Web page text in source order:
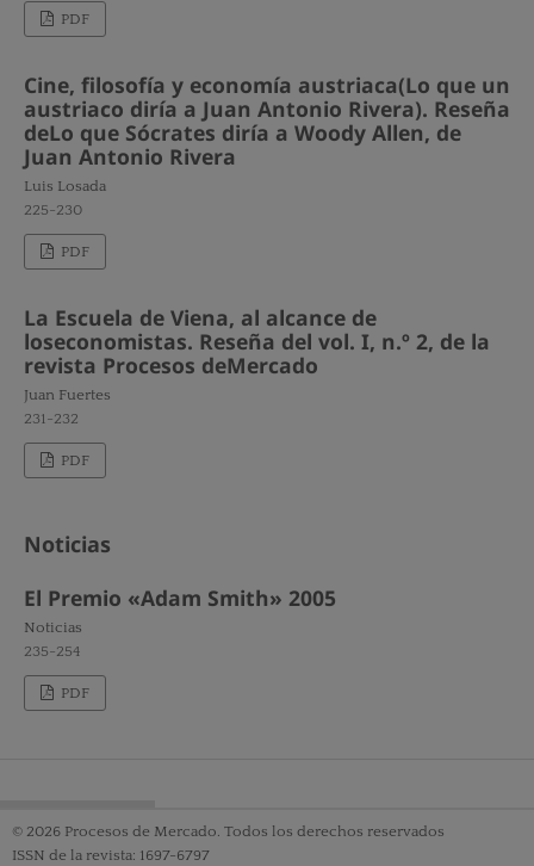
PDF
Cine, filosofía y economía austriaca(Lo que un
austriaco diría a Juan Antonio Rivera). Reseña
deLo que Sócrates diría a Woody Allen, de
Juan Antonio Rivera
Luis Losada
225-230
PDF
La Escuela de Viena, al alcance de
loseconomistas. Reseña del vol. I, n.º 2, de la
revista Procesos deMercado
Juan Fuertes
231-232
PDF
Noticias
El Premio «Adam Smith» 2005
Noticias
235-254
PDF
© 2026 Procesos de Mercado. Todos los derechos reservados
ISSN de la revista: 1697-6797